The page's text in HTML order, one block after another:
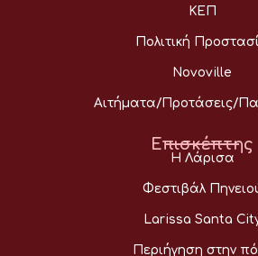
ΚΕΠ
Πολιτική
Novoville
Αιτήματα/Προτάσεις/
Επισκέπτης
Η Λάρισα
Φεστιβάλ
Larissa Santa
Περιήγηση στην